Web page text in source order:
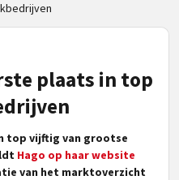
plaats in top
top vijftig van grootse
Hago op haar website
van het marktoverzicht